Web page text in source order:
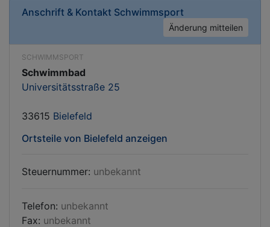
Anschrift & Kontakt Schwimmsport
Änderung mitteilen
SCHWIMMSPORT
Schwimmbad
Universitätsstraße 25
33615 Bielefeld
Ortsteile von Bielefeld anzeigen
Steuernummer: unbekannt
Telefon: unbekannt
Fax: unbekannt